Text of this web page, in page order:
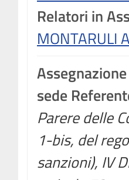
Relatori in
MONTARULI
Assegnazione
sede
Parere delle
1-bis, del
sanzioni), IV